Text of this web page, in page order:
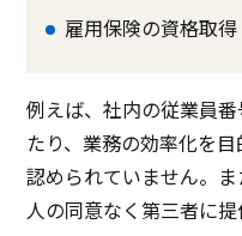
雇用保険の資格取
例えば、社内の従業員
たり、業務の効率化を
認められていません。
人の同意なく第三者に